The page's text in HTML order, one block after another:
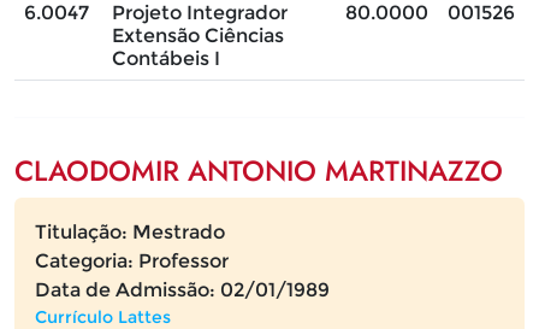
6.0047
Projeto Integrador
Extensão Ciências
Contábeis I
80.0000 001526
CLAODOMIR ANTONIO MARTINAZZO
Titulação: Mestrado
Categoria: Professor
Data de Admissão: 02/01/1989
Currículo Lattes